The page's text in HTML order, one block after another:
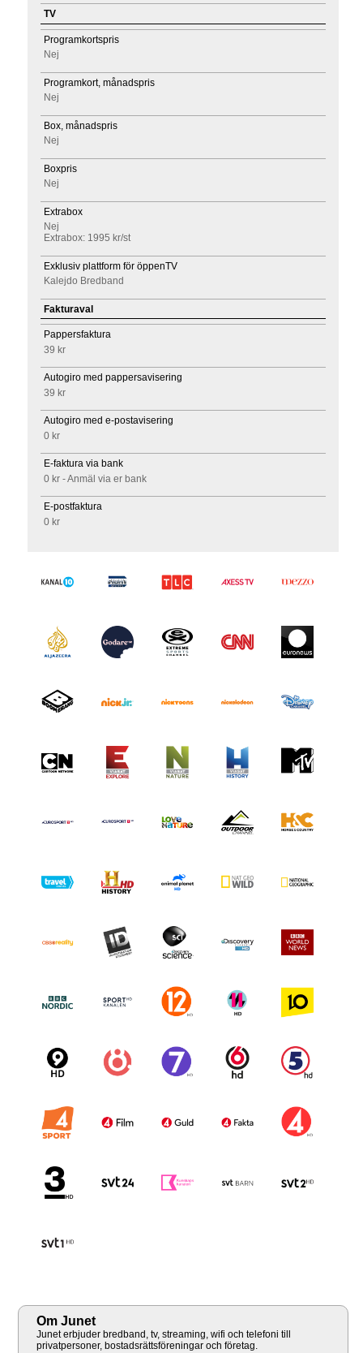
TV
Programkortspris
Nej
Programkort, månadspris
Nej
Box, månadspris
Nej
Boxpris
Nej
Extrabox
Nej
Extrabox: 1995 kr/st
Exklusiv plattform för öppenTV
Kalejdo Bredband
Fakturaval
Pappersfaktura
39 kr
Autogiro med pappersavisering
39 kr
Autogiro med e-postavisering
0 kr
E-faktura via bank
0 kr - Anmäl via er bank
E-postfaktura
0 kr
Om Junet
Junet erbjuder bredband, tv, streaming, wifi och telefoni till
privatpersoner, bostadsrättsföreningar och företag.